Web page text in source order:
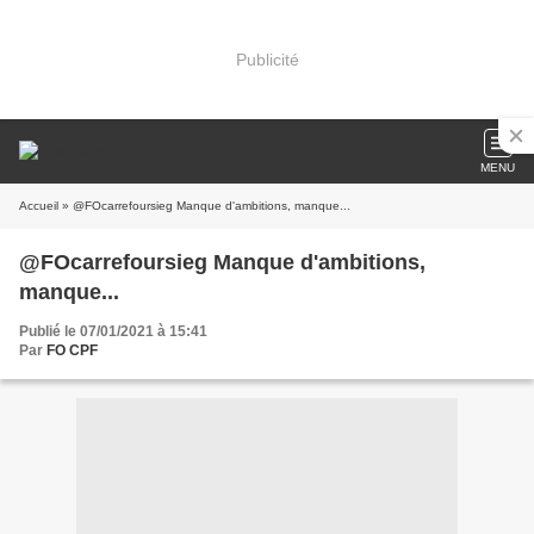
Publicité
MENU
Accueil » @FOcarrefoursieg Manque d'ambitions, manque...
@FOcarrefoursieg Manque d'ambitions,
manque...
Publié le 07/01/2021 à 15:41
Par FO CPF